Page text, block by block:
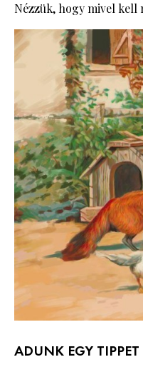
Nézzük, hogy mivel kell
ADUNK EGY TIPPET